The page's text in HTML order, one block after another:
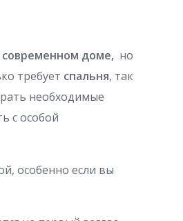
современном доме, но
требует спальня, так
необходимые
с особой
особенно если вы